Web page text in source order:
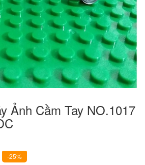
Ảnh Cầm Tay NO.1017
-25%